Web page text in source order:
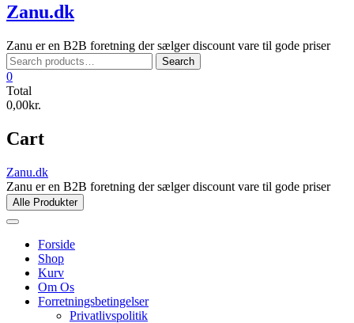
Zanu.dk
Zanu er en B2B foretning der sælger discount vare til gode priser
Search
for:
Search
0
Total
0,00kr.
Cart
Zanu.dk
Zanu er en B2B foretning der sælger discount vare til gode priser
Alle Produkter
Forside
Shop
Kurv
Om Os
Forretningsbetingelser
Privatlivspolitik